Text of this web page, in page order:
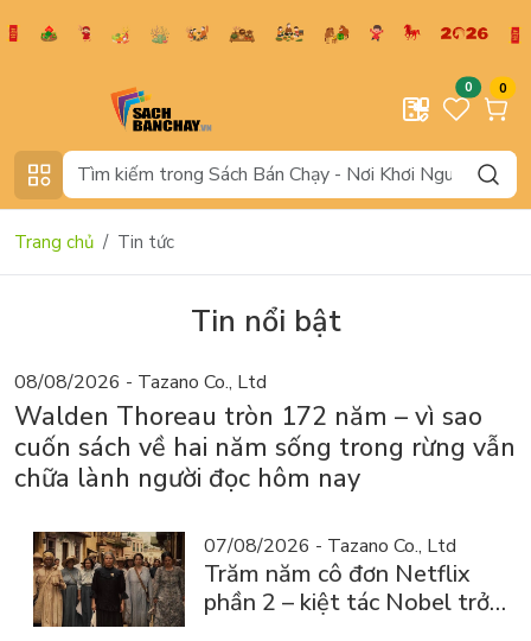
0 0
Trang chủ Tin tức
Tin nổi bật
08/08/2026 - Tazano Co., Ltd
Walden Thoreau tròn 172 năm – vì sao
cuốn sách về hai năm sống trong rừng vẫn
chữa lành người đọc hôm nay
07/08/2026 - Tazano Co., Ltd
Trăm năm cô đơn Netflix
phần 2 – kiệt tác Nobel trở